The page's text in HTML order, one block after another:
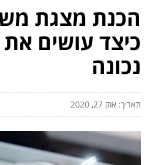
הכנת מצגת
כיצד עושים
נכונה
תאריך: אוק 27, 2020